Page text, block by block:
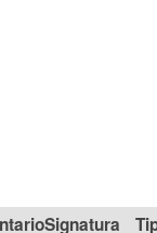
Signatura